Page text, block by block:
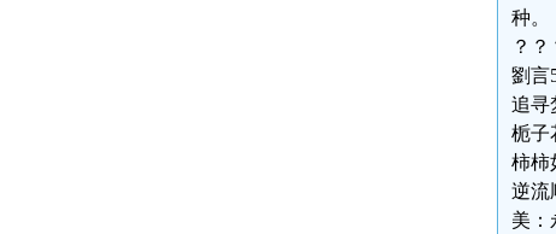
种。
？
劉言
追寻
栀子
柿柿
逆流
美：